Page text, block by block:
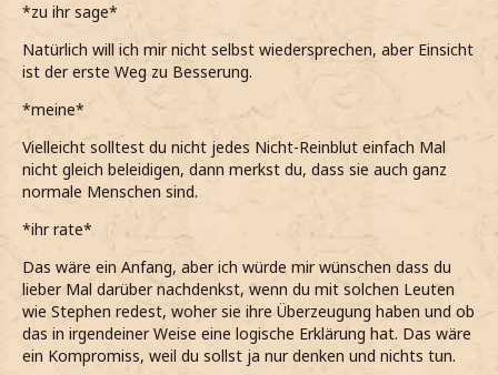
*erneut seufze, als der die Schlammblut-Geschichte
anspricht*
Du hast selbst gesagt, dass du nicht von mir erwarten
kannst, dass ich von jetzt auf gleich alles ablegen kann,
was ich mein ganzes Leben lang vorgelebt bekommen
habe.
Ich weiß, dass du dich daran störst und dass es auch
kommen kann, aber es wäre dumm, zu sagen, dass ich
*ihm ernsthaft erkläre*
Vielleicht wäre es ein Anfang… für dich, als auch für mich….
*leicht nachdenklich sage*
*zu ihr sage*
Natürlich will ich mir nicht selbst wiedersprechen, aber Einsicht
ist der erste Weg zu Besserung.
*meine*
Vielleicht solltest du nicht jedes Nicht-Reinblut einfach Mal
nicht gleich beleidigen, dann merkst du, dass sie auch ganz
normale Menschen sind.
*ihr rate*
Das wäre ein Anfang, aber ich würde mir wünschen dass du
lieber Mal darüber nachdenkst, wenn du mit solchen Leuten
wie Stephen redest, woher sie ihre Überzeugung haben und ob
das in irgendeiner Weise eine logische Erklärung hat. Das wäre
ein Kompromiss, weil du sollst ja nur denken und nichts tun.